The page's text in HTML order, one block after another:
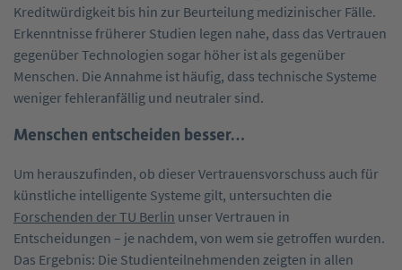
Kreditwürdigkeit bis hin zur Beurteilung medizinischer Fälle.
Erkenntnisse früherer Studien legen nahe, dass das Vertrauen
gegenüber Technologien sogar höher ist als gegenüber
Menschen. Die Annahme ist häufig, dass technische Systeme
weniger fehleranfällig und neutraler sind.
Menschen entscheiden besser…
Um herauszufinden, ob dieser Vertrauensvorschuss auch für
künstliche intelligente Systeme gilt, untersuchten die
Forschenden der TU Berlin unser Vertrauen in
Entscheidungen – je nachdem, von wem sie getroffen wurden.
Das Ergebnis: Die Studienteilnehmenden zeigten in allen